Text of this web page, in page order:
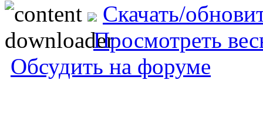
Скачать/
Просмотреть
Обсудить на форуме